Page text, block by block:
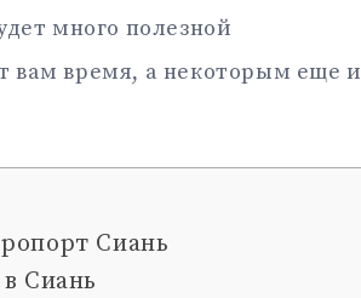
много полезной
вам время, а некоторым еще и
Сиань
Сиань